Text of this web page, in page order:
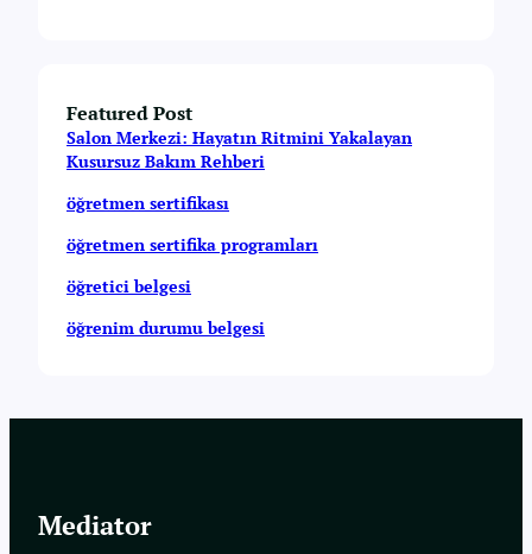
Featured Post
Salon Merkezi: Hayatın Ritmini Yakalayan
Kusursuz Bakım Rehberi
öğretmen sertifikası
öğretmen sertifika programları
öğretici belgesi
öğrenim durumu belgesi
Mediator